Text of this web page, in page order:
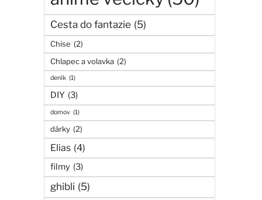
Cesta do fantazie (5)
Chise (2)
Chlapec a volavka (2)
deník (1)
DIY (3)
domov (1)
dárky (2)
Elias (4)
filmy (3)
ghibli (5)